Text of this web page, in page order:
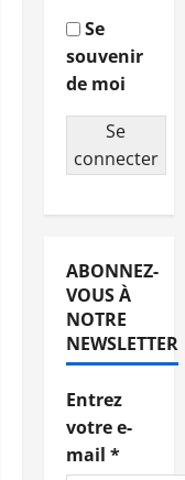
Se
souvenir
de moi
Se
connecter
ABONNEZ-
VOUS À
NOTRE
NEWSLETTER
Entrez
votre e-
mail *